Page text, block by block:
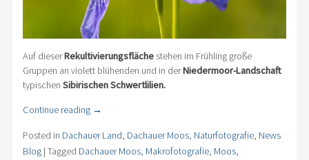
Auf dieserRekultivierungsflächestehen im Frühling große
Gruppen an violett blühenden und in derNiedermoor-Landschaft
typischen Sibirischen Schwertlilien.
Continue reading →
Posted in Dachauer Land, Dachauer Moos, Naturfotografie, News
Blog | Tagged Dachauer Moos, Makrofotografie, Moos,